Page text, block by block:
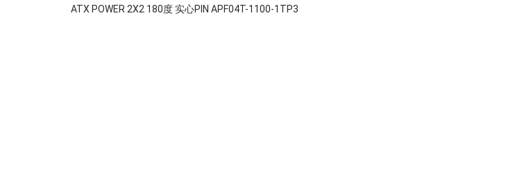
ATX POWER 2X2 180度 实心PIN APF04T-1100-1TP3